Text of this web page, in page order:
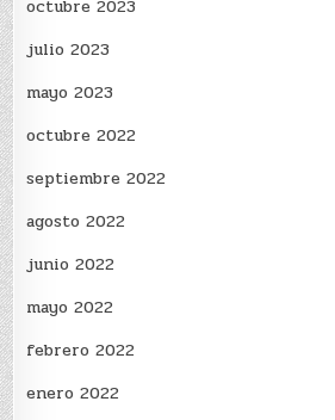
octubre 2023
julio 2023
mayo 2023
octubre 2022
septiembre 2022
agosto 2022
junio 2022
mayo 2022
febrero 2022
enero 2022